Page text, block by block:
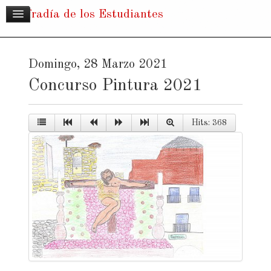
Cofradía de los Estudiantes
Domingo, 28 Marzo 2021
Concurso Pintura 2021
Hits: 368